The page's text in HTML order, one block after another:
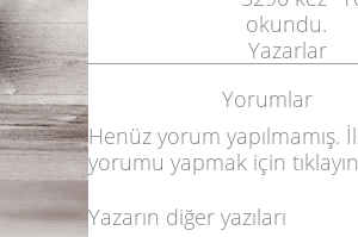
okundu.
Yazarlar
Yorumlar
Henüz yorum yapılmamış.
yorumu yapmak için tıklayın
Yazarın diğer yazıları